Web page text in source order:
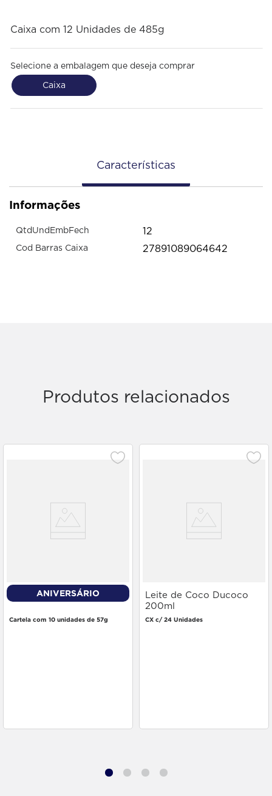
Caixa com 12 Unidades de 485g
Selecione a embalagem que deseja comprar
Caixa
Características
Informações
QtdUndEmbFech 12
Cod Barras Caixa 27891089064642
Produtos relacionados
ANIVERSÁRIO
Caldo Knorr Bacon 57g
Cartela com 10 unidades de 57g
Leite de Coco Ducoco
200ml
CX c/ 24 Unidades